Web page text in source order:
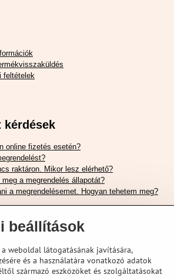
feltételek
kérdések
online fizetés esetén?
raktáron. Mikor lesz elérhető?
a megrendelés állapotát?
a megrendelésemet. Hogyan tehetem meg?
a megfelelő felfüggesztési villát ?
megfelelő méretű sisakot?
Útmutató
beállítások
weboldal látogatásának javítására,
és a használatára vonatkozó adatok
származó eszközöket és szolgáltatásokat